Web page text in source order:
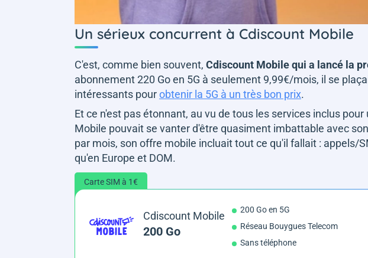
Un sérieux concurrent à Cdiscount Mobile
C'est, comme bien souvent, Cdiscount Mobile qui a lancé la
abonnement 220 Go en 5G à seulement 9,99€/mois, il se
intéressants pourobtenir la 5G à un très bon prix.
Et ce n'est pas étonnant, au vu de tous les services inclus
Mobile pouvait se vanter d'être quasiment imbattable avec
par mois, son offre mobile incluait tout ce qu'il fallait : appels/
qu'en Europe et DOM.
Carte SIM à 1€
Cdiscount Mobile
200 Go
200 Go en 5G
Réseau Bouygues Telecom
Sans téléphone